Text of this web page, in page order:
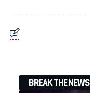
BREAK THE NEWS